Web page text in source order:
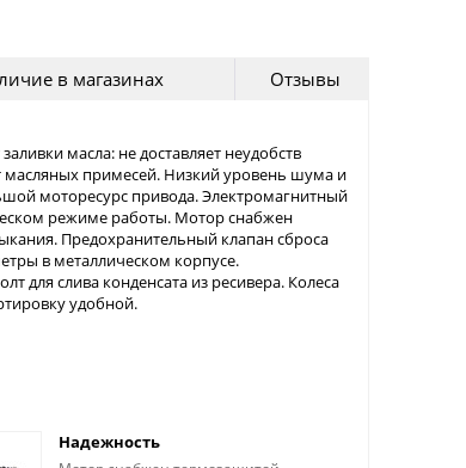
в магазинах Отзывы
масла: не доставляет неудобств
примесей. Низкий уровень шума и
моторесурс привода. Электромагнитный
режиме работы. Мотор снабжен
Предохранительный клапан сброса
в металлическом корпусе.
для слива конденсата из ресивера. Колеса
удобной.
Надежность